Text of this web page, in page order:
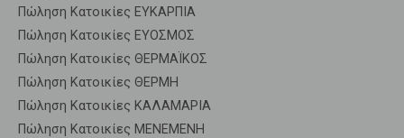
Πώληση Κατοικίες ΕΥΚΑΡΠΙΑ
Πώληση Κατοικίες ΕΥΟΣΜΟΣ
Πώληση Κατοικίες ΘΕΡΜΑΪΚΟΣ
Πώληση Κατοικίες ΘΕΡΜΗ
Πώληση Κατοικίες ΚΑΛΑΜΑΡΙΑ
Πώληση Κατοικίες ΜΕΝΕΜΕΝΗ